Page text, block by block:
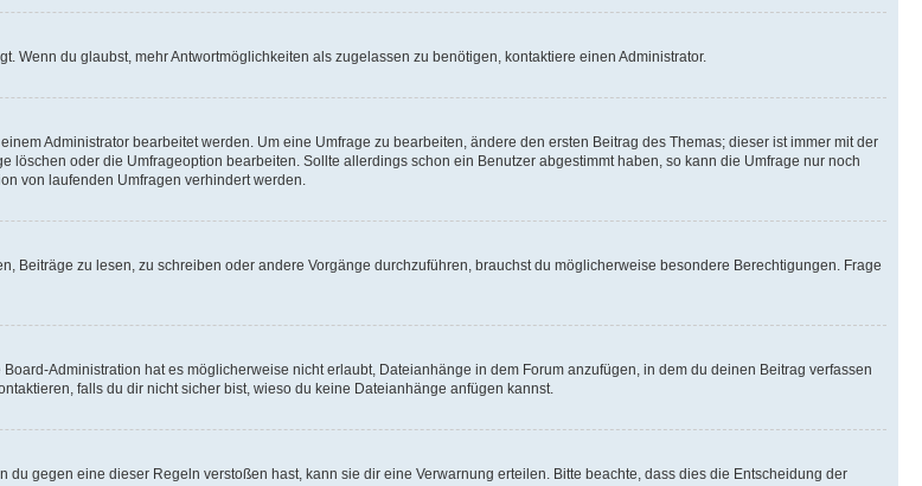
Wenn du glaubst, mehr Antwortmöglichkeiten als zugelassen zu benötigen, kontaktiere einen Administrator.
Administrator bearbeitet werden. Um eine Umfrage zu bearbeiten, ändere den ersten Beitrag des Themas; dieser ist immer mit der
oder die Umfrageoption bearbeiten. Sollte allerdings schon ein Benutzer abgestimmt haben, so kann die Umfrage nur noch
von laufenden Umfragen verhindert werden.
Beiträge zu lesen, zu schreiben oder andere Vorgänge durchzuführen, brauchst du möglicherweise besondere Berechtigungen. Frage
Administration hat es möglicherweise nicht erlaubt, Dateianhänge in dem Forum anzufügen, in dem du deinen Beitrag verfassen
falls du dir nicht sicher bist, wieso du keine Dateianhänge anfügen kannst.
gegen eine dieser Regeln verstoßen hast, kann sie dir eine Verwarnung erteilen. Bitte beachte, dass dies die Entscheidung der